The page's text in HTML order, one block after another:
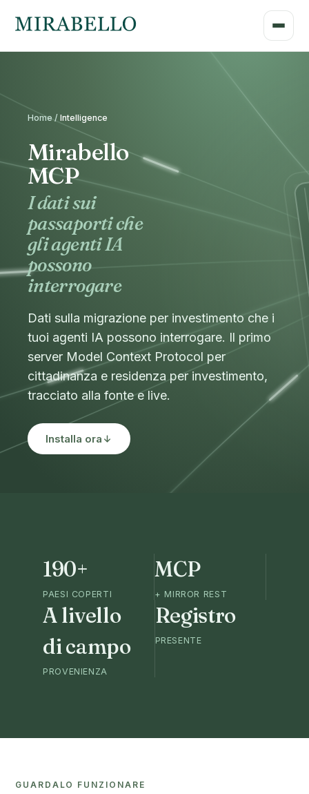
Home / Intelligence
Mirabello
MCP
I dati sui
passaporti che
gli agenti IA
possono
interrogare
Dati sulla migrazione per investimento che i
tuoi agenti IA possono interrogare. Il primo
server Model Context Protocol per
cittadinanza e residenza per investimento,
tracciato alla fonte e live.
Installa ora
190+
PAESI COPERTI
MCP
+ MIRROR REST
A livello
di campo
PROVENIENZA
Registro
PRESENTE
GUARDALO FUNZIONARE